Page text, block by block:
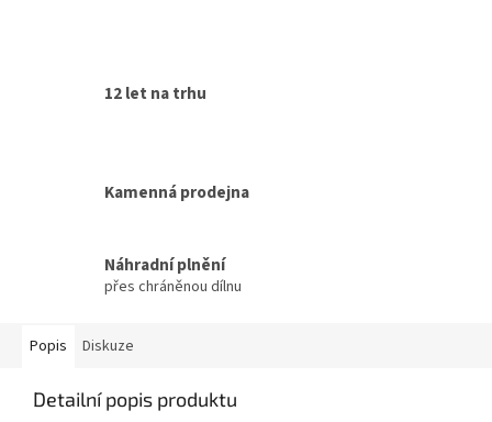
12 let na trhu
Kamenná prodejna
Náhradní plnění
přes chráněnou dílnu
Popis Diskuze
Detailní popis produktu